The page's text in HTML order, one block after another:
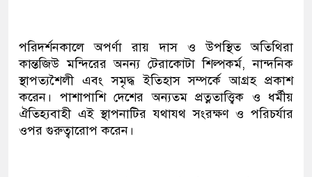
পরিদর্শনকালে অপর্ণা রায় দাস ও উপস্থিত অতিথিরা
কান্তজিউ মন্দিরের অনন্য টেরাকোটা শিল্পকর্ম, নান্দনিক
স্থাপত্যশৈলী এবং সমৃদ্ধ ইতিহাস সম্পর্কে আগ্রহ প্রকাশ
করেন। পাশাপাশি দেশের অন্যতম প্রত্নতাত্ত্বিক ও ধর্মীয়
ঐতিহ্যবাহী এই স্থাপনাটির যথাযথ সংরক্ষণ ও পরিচর্যার
ওপর গুরুত্বারোপ করেন।